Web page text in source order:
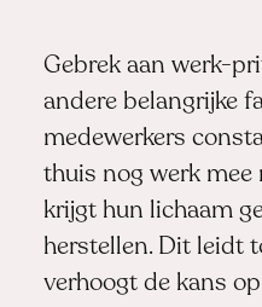
Gebrek aan werk-
andere belangrijke
medewerkers
thuis nog werk mee
krijgt hun lichaam
herstellen. Dit leidt
verhoogt de kans